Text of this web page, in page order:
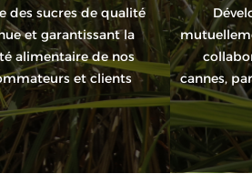
des sucres de qualité
et garantissant la
alimentaire de nos
et clients
cannes,